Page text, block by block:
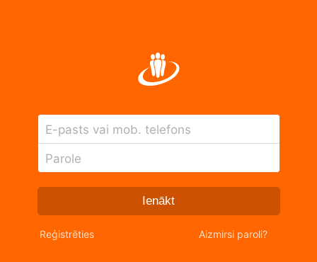
E-pasts vai mob. telefons
Parole
Ienākt
Reģistrēties Aizmirsi paroli?